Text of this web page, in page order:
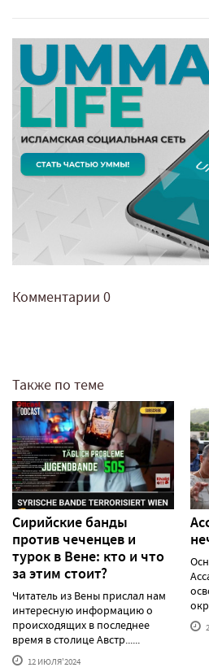
Комментарии 0
Также по теме
Сирийские банды
против чеченцев и
турок в Вене: кто и что
за этим стоит?
Читатель из Вены прислал нам
интересную информацию о
происходящих в последнее
время в столице Австр......
12 ИЮЛЯ'2024